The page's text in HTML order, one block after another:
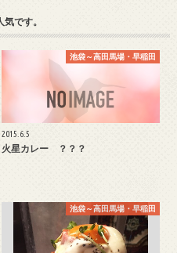
です。
池袋～高田馬場・早稲田
2015.6.5
火星カレー ？？？
池袋～高田馬場・早稲田